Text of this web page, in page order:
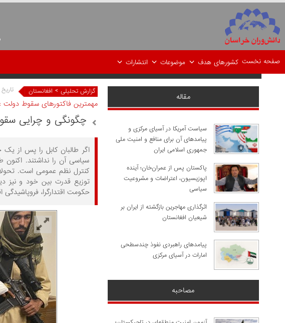
صفحه نخست کشورهای هدف موضوعات انتشارات
گزارش تحلیلی > افغانستان
مهمترین فاکتورهای سقوط دولت
چگونگی و چرایی
اگر طالبان کابل را پس از
سیاسی آن را نداشتند.
کنترل نظم عمومی است.
توزیع قدرت بین خود و نیز
حکومت اقتدارگرا،
مقاله
سیاست آمریکا در آسیای مرکزی و
پیامدهای آن برای منافع و امنیت ملی
جمهوری اسلامی ایران
پاکستان پس از عمران‌خان؛ آینده
اپوزیسیون، اعتراضات و مشروعیت
سیاسی
اثرگذاری مهاجرین بازگشته از ایران بر
شیعیان افغانستان
پیامدهای راهبردی نفوذ چندسطحی
امارات در آسیای مرکزی
مصاحبه